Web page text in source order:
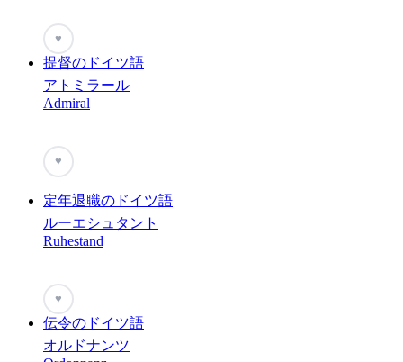
♥
提督のドイツ語
アトミラール
Admiral
♥
定年退職のドイツ語
ルーエシュタント
Ruhestand
♥
伝令のドイツ語
オルドナンツ